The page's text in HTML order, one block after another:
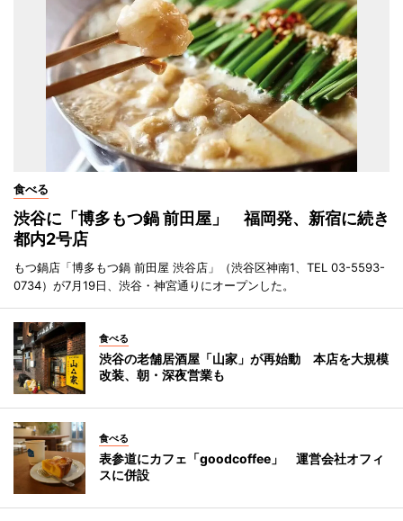
食べる
渋谷に「博多もつ鍋 前田屋」 福岡発、新宿に続き
都内2号店
もつ鍋店「博多もつ鍋 前田屋 渋谷店」（渋谷区神南1、TEL 03-5593-
0734）が7月19日、渋谷・神宮通りにオープンした。
食べる
渋谷の老舗居酒屋「山家」が再始動 本店を大規模
改装、朝・深夜営業も
食べる
表参道にカフェ「goodcoffee」 運営会社オフィ
スに併設